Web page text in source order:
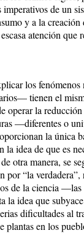
de un
y a la
atención que
los
tienen el
operar la
—diferentes o
la única
la idea de que es
otra manera, se
por “la
de la ciencia
idea que
dificultades al
en los